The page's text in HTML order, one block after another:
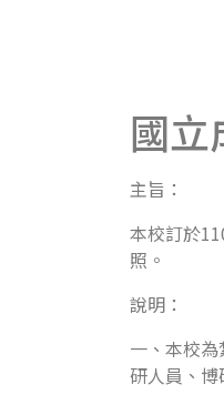
國立
主旨：
本校訂於
照。
說明：
一、本校
研人員、博